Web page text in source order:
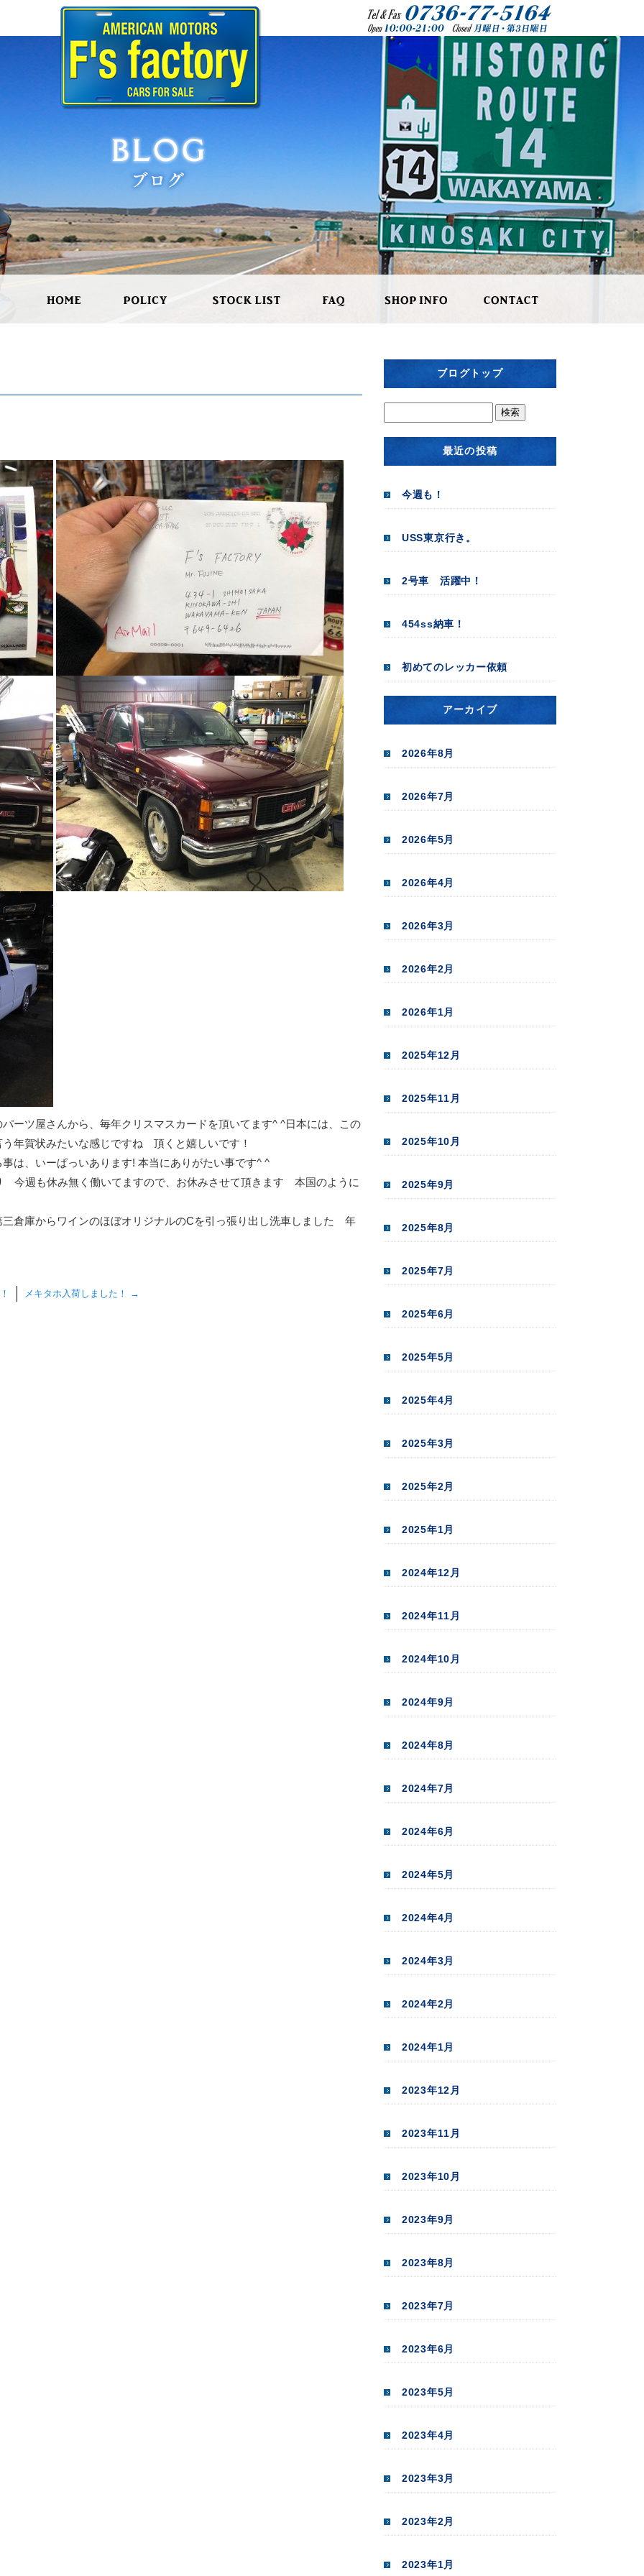
ーツ屋さんから、毎年クリスマスカードを頂いてます^ ^日本には、この
年賀状みたいな感じですね 頂くと嬉しいです！
は、いーぱっいあります! 本当にありがたい事です^ ^
今週も休み無く働いてますので、お休みさせて頂きます 本国のように
倉庫からワインのほぼオリジナルのCを引っ張り出し洗車しました 年
メキタホ入荷しました！ →
ブログトップ
最近の投稿
今週も！
USS東京行き。
2号車 活躍中！
454ss納車！
初めてのレッカー依頼
アーカイブ
2026年8月
2026年7月
2026年5月
2026年4月
2026年3月
2026年2月
2026年1月
2025年12月
2025年11月
2025年10月
2025年9月
2025年8月
2025年7月
2025年6月
2025年5月
2025年4月
2025年3月
2025年2月
2025年1月
2024年12月
2024年11月
2024年10月
2024年9月
2024年8月
2024年7月
2024年6月
2024年5月
2024年4月
2024年3月
2024年2月
2024年1月
2023年12月
2023年11月
2023年10月
2023年9月
2023年8月
2023年7月
2023年6月
2023年5月
2023年4月
2023年3月
2023年2月
2023年1月